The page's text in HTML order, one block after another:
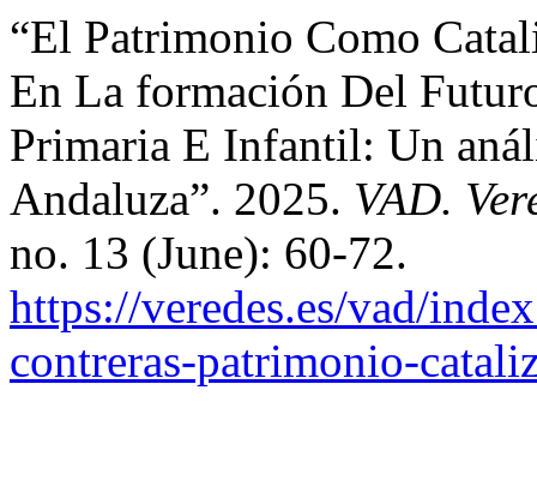
“El Patrimonio Como
En La formación Del
Primaria E Infantil: Un
Andaluza”. 2025. VAD.
no. 13 (June): 60-72.
https://veredes.es/vad/
contreras-patrimonio-